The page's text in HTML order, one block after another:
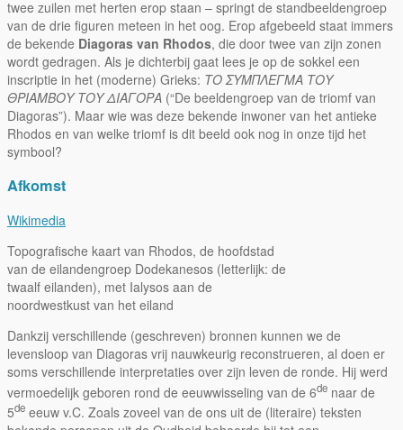
twee zuilen met herten erop staan – springt de standbeeldengroep
van de drie figuren meteen in het oog. Erop afgebeeld staat immers
de bekende Diagoras van Rhodos, die door twee van zijn zonen
wordt gedragen. Als je dichterbij gaat lees je op de sokkel een
inscriptie in het (moderne) Grieks: ΤΟ ΣΥΜΠΛΕΓΜΑ ΤΟΥ
ΘΡΙΑΜΒΟΥ ΤΟΥ ΔΙΑΓΟΡΑ (“De beeldengroep van de triomf van
Diagoras”). Maar wie was deze bekende inwoner van het antieke
Rhodos en van welke triomf is dit beeld ook nog in onze tijd het
symbool?
Afkomst
Wikimedia
Topografische kaart van Rhodos, de hoofdstad
van de eilandengroep Dodekanesos (letterlijk: de
twaalf eilanden), met Ialysos aan de
noordwestkust van het eiland
Dankzij verschillende (geschreven) bronnen kunnen we de
levensloop van Diagoras vrij nauwkeurig reconstrueren, al doen er
soms verschillende interpretaties over zijn leven de ronde. Hij werd
vermoedelijk geboren rond de eeuwwisseling van de 6de naar de
5de eeuw v.C. Zoals zoveel van de ons uit de (literaire) teksten